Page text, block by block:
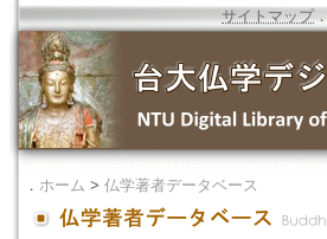
サイトマップ
． ホーム > 仏学著者データベース